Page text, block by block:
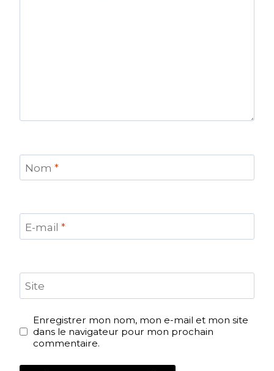
Nom *
E-mail *
Site
Enregistrer mon nom, mon e-mail et mon site
dans le navigateur pour mon prochain
commentaire.